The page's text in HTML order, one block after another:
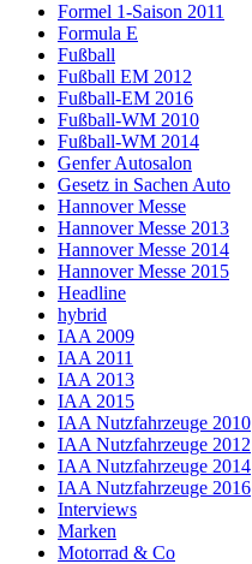
Formel 1-Saison 2011
Formula E
Fußball
Fußball EM 2012
Fußball-EM 2016
Fußball-WM 2010
Fußball-WM 2014
Genfer Autosalon
Gesetz in Sachen Auto
Hannover Messe
Hannover Messe 2013
Hannover Messe 2014
Hannover Messe 2015
Headline
hybrid
IAA 2009
IAA 2011
IAA 2013
IAA 2015
IAA Nutzfahrzeuge 2010
IAA Nutzfahrzeuge 2012
IAA Nutzfahrzeuge 2014
IAA Nutzfahrzeuge 2016
Interviews
Marken
Motorrad & Co